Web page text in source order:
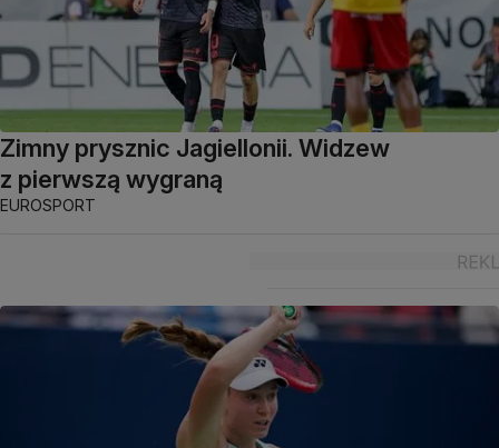
Zimny prysznic Jagiellonii. Widzew
z pierwszą wygraną
EUROSPORT